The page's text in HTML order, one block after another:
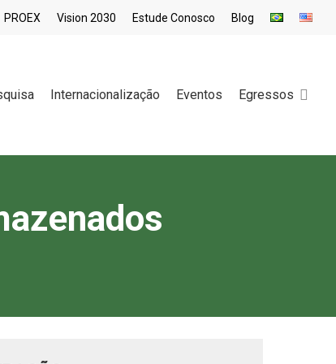
PROEX Vision 2030 Estude Conosco Blog
Internacionalização Eventos Egressos